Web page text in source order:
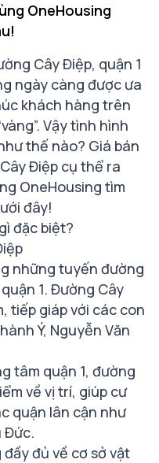
OneHousing
Cây Điệp, quận 1
ngày càng được ưa
khách hàng trên
Vậy tình hình
thế nào? Giá bán
Điệp cụ thể ra
OneHousing tìm
đây!
đặc biệt?
những tuyến đường
1. Đường Cây
tiếp giáp với các con
Ý, Nguyễn Văn
tâm quận 1, đường
về vị trí, giúp cư
quận lân cận như
Đức.
đủ về cơ sở vật